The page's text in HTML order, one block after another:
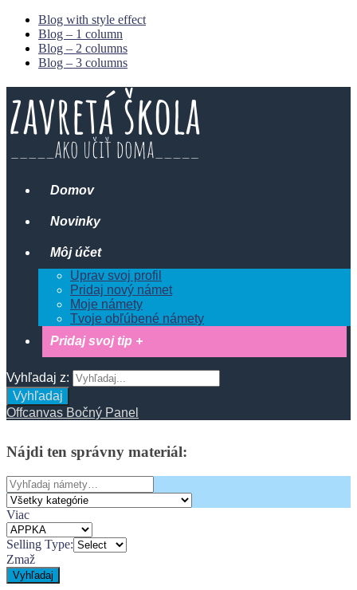
Blog with style effect
Blog – 1 column
Blog – 2 columns
Blog – 3 columns
Domov
Novinky
Môj účet
Uprav svoj profil
Pridaj nový námet
Moje námety
Tvoje obľúbené námety
Pridaj svoj tip +
Vyhľadaj z:
Vyhľadaj
Offcanvas Bočný Panel
Nájdi ten správny materiál:
Search
for:
Viac
Selling Type:
Zmaž
Vyhľadaj